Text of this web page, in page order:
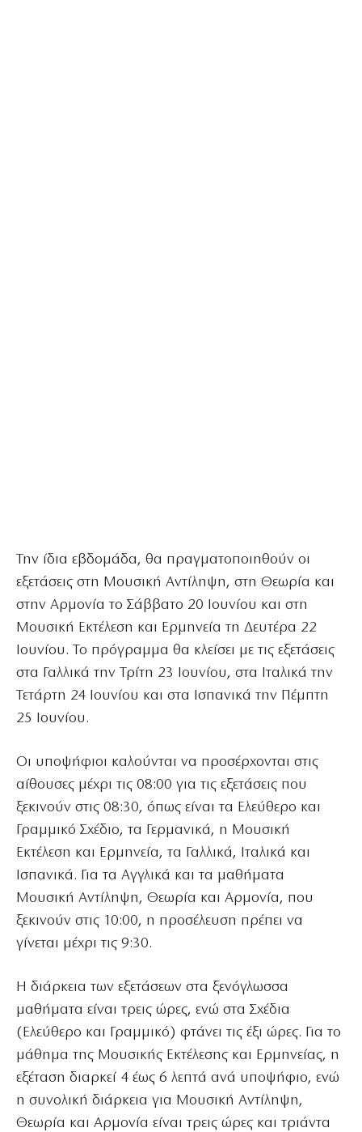
Την ίδια εβδομάδα, θα πραγματοποιηθούν οι
εξετάσεις στη Μουσική Αντίληψη, στη Θεωρία και
στην Αρμονία το Σάββατο 20 Ιουνίου και στη
Μουσική Εκτέλεση και Ερμηνεία τη Δευτέρα 22
Ιουνίου. Το πρόγραμμα θα κλείσει με τις εξετάσεις
στα Γαλλικά την Τρίτη 23 Ιουνίου, στα Ιταλικά την
Τετάρτη 24 Ιουνίου και στα Ισπανικά την Πέμπτη
25 Ιουνίου.
Οι υποψήφιοι καλούνται να προσέρχονται στις
αίθουσες μέχρι τις 08:00 για τις εξετάσεις που
ξεκινούν στις 08:30, όπως είναι τα Ελεύθερο και
Γραμμικό Σχέδιο, τα Γερμανικά, η Μουσική
Εκτέλεση και Ερμηνεία, τα Γαλλικά, Ιταλικά και
Ισπανικά. Για τα Αγγλικά και τα μαθήματα
Μουσική Αντίληψη, Θεωρία και Αρμονία, που
ξεκινούν στις 10:00, η προσέλευση πρέπει να
γίνεται μέχρι τις 9:30.
Η διάρκεια των εξετάσεων στα ξενόγλωσσα
μαθήματα είναι τρεις ώρες, ενώ στα Σχέδια
(Ελεύθερο και Γραμμικό) φτάνει τις έξι ώρες. Για το
μάθημα της Μουσικής Εκτέλεσης και Ερμηνείας, η
εξέταση διαρκεί 4 έως 6 λεπτά ανά υποψήφιο, ενώ
η συνολική διάρκεια για Μουσική Αντίληψη,
Θεωρία και Αρμονία είναι τρεις ώρες και τριάντα